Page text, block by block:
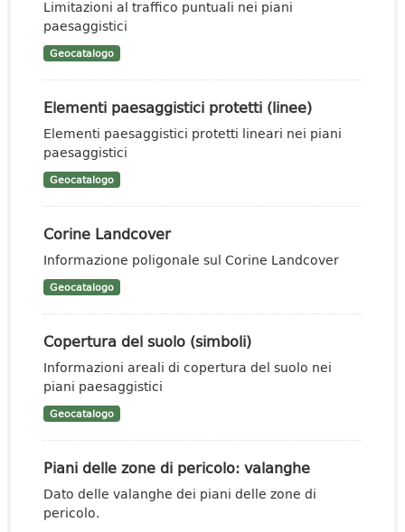
Limitazioni al traffico puntuali nei piani
paesaggistici
Geocatalogo
Elementi paesaggistici protetti (linee)
Elementi paesaggistici protetti lineari nei piani
paesaggistici
Geocatalogo
Corine Landcover
Informazione poligonale sul Corine Landcover
Geocatalogo
Copertura del suolo (simboli)
Informazioni areali di copertura del suolo nei
piani paesaggistici
Geocatalogo
Piani delle zone di pericolo: valanghe
Dato delle valanghe dei piani delle zone di
pericolo.